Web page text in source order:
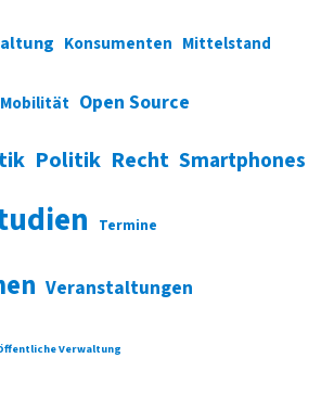
Konsumenten Mittelstand
Mobilität Open Source
Politik Recht Smartphones
Termine
Veranstaltungen
Verwaltung